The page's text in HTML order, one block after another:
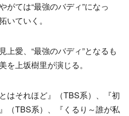
がては“最強のバディ”になっ
いていく。
愛、“最強のバディ”となるも
を上坂樹里が演じる。
はそれほど』（TBS系）、『初
（TBS系）、『くるり～誰が私